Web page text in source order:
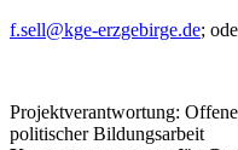
f.sell@kge-erzgebirge.de;
Projektverantwortung:
politischer Bildungsarbeit